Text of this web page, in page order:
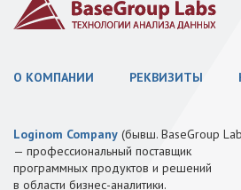
О КОМПАНИИ РЕКВИЗИТЫ
Loginom Company (бывш. BaseGroup
— профессиональный поставщик
программных продуктов и решений
в области бизнес-аналитики.